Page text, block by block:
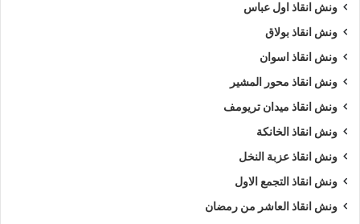
ونش انقاذ اول عباس
ونش انقاذ بولاق
ونش انقاذ اسوان
ونش انقاذ محور المشير
ونش انقاذ ميدان تريومف
ونش انقاذ الخانكة
ونش انقاذ عزبة النخل
ونش انقاذ التجمع الاول
ونش انقاذ العاشر من رمضان